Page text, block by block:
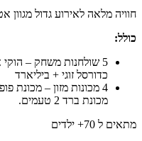
חוויה מלאה לאירוע גדול מגוון
כולל:
5 שולחנות משחק – הוקי
כדורסל זוגי + ביליארד
4 מכונות מזון – מכונת
מכונת ברד 2 טעמים.
מתאים ל 70+ ילדים